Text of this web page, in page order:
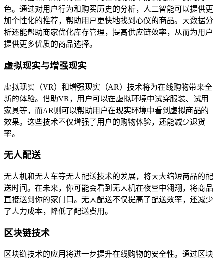
色。通过对用户行为和购买历史的分析，人工智能可以提供更
加个性化的推荐，帮助用户更快地找到心仪的商品。大数据分
析还能帮助商家优化库存管理，提高供应链效率，从而为用户
提供更多优质的商品选择。
虚拟现实与增强现实
虚拟现实（VR）和增强现实（AR）技术将为在线购物带来全
新的体验。借助VR，用户可以在虚拟环境中试穿服装、试用
家具等，而AR则可以帮助用户在现实环境中看到虚拟商品的
效果。这些技术不仅增强了用户的购物体验，还能减少退货
率。
无人配送
无人机和无人车等无人配送技术的发展，将大大缩短商品的配
送时间。在未来，你可能会看到无人机在夜空中翱翔，将商品
直接送到你的家门口。无人配送不仅提高了配送效率，还减少
了人力成本，降低了配送费用。
区块链技术
区块链技术的应用将进一步提升在线购物的安全性。通过区块